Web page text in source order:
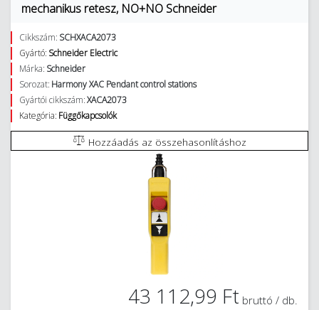
mechanikus retesz, NO+NO Schneider
Cikkszám: SCHXACA2073
Gyártó: Schneider Electric
Márka: Schneider
Sorozat: Harmony XAC Pendant control stations
Gyártói cikkszám:XACA2073
Kategória: Függőkapcsolók
Hozzáadás az összehasonlításhoz
43 112,99 Ft bruttó / db.